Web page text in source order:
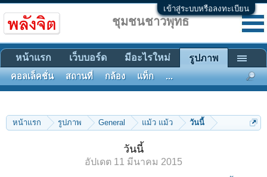
เข้าสู่ระบบหรือลงทะเบียน
หน้าแรก รูปภาพ General แม้ว แม้ว วันนี้
วันนี้
อัปเดต 11 มีนาคม 2015
ชุมชนชาวพุทธ
หน้าแรก เว็บบอร์ด มีอะไรใหม่ รูปภาพ
คอลเล็คชั่น สถานที่ กล้อง แท็ก ...